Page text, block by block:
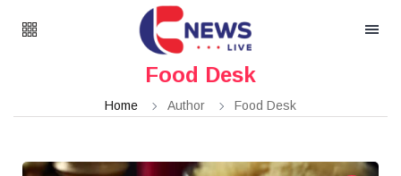
Food Desk
Home Author Food Desk